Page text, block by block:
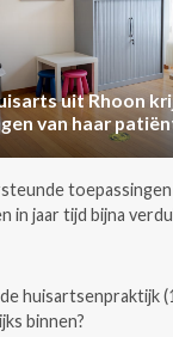
uit Rhoon
van haar
toepassingen
in jaar tijd bijna
huisartsenpraktijk
binnen?